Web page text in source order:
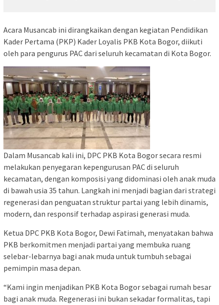
Acara Musancab ini dirangkaikan dengan kegiatan Pendidikan
Kader Pertama (PKP) Kader Loyalis PKB Kota Bogor, diikuti
oleh para pengurus PAC dari seluruh kecamatan di Kota Bogor.
Dalam Musancab kali ini, DPC PKB Kota Bogor secara resmi
melakukan penyegaran kepengurusan PAC di seluruh
kecamatan, dengan komposisi yang didominasi oleh anak muda
di bawah usia 35 tahun. Langkah ini menjadi bagian dari strategi
regenerasi dan penguatan struktur partai yang lebih dinamis,
modern, dan responsif terhadap aspirasi generasi muda.
Ketua DPC PKB Kota Bogor, Dewi Fatimah, menyatakan bahwa
PKB berkomitmen menjadi partai yang membuka ruang
selebar-lebarnya bagi anak muda untuk tumbuh sebagai
pemimpin masa depan.
“Kami ingin menjadikan PKB Kota Bogor sebagai rumah besar
bagi anak muda. Regenerasi ini bukan sekadar formalitas, tapi